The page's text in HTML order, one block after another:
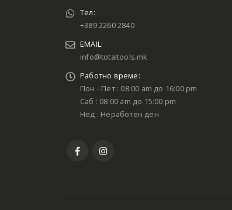
Тел:
+389 2260 2840
EMAIL:
info@totaltools.mk
Работно време:
Пон - Пет : 08:00 am до 16:00 pm
Саб : 08:00 am до 15:00 pm
Нед : Неработен ден